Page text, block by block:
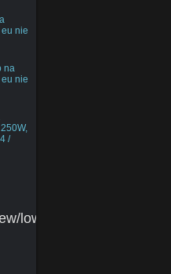
nie
na
nie
/
lowcychin.pl